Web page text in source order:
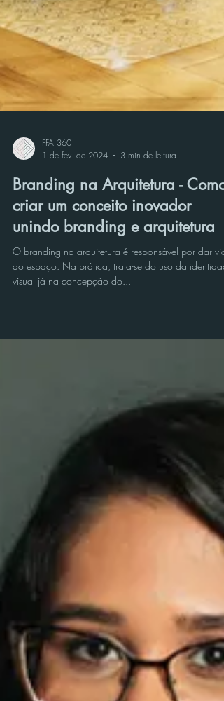
FFA 360
1 de fev. de 2024
3 min de leitura
Branding na Arquitetura - Como
criar um conceito inovador
unindo branding e arquitetura
O branding na arquitetura é responsável por dar
visual já na concepção do...